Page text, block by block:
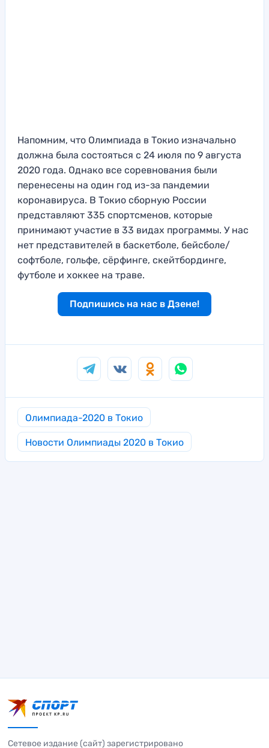
Напомним, что Олимпиада в Токио изначально
должна была состояться с 24 июля по 9 августа
2020 года. Однако все соревнования были
перенесены на один год из-за пандемии
коронавируса. В Токио сборную России
представляют 335 спортсменов, которые
принимают участие в 33 видах программы. У нас
нет представителей в баскетболе, бейсболе/
софтболе, гольфе, сёрфинге, скейтбординге,
футболе и хоккее на траве.
Подпишись на нас в Дзене!
Олимпиада-2020 в Токио
Новости Олимпиады 2020 в Токио
Сетевое издание (сайт) зарегистрировано